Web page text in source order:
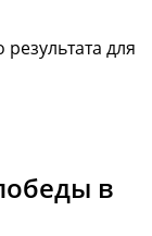
для
в